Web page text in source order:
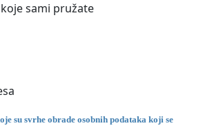
sami pružate
su svrhe obrade osobnih podataka koji se